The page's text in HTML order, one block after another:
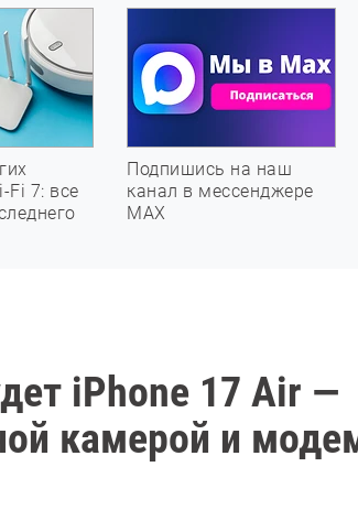
Fi 7: все
Подпишись на наш
канал в мессенджере
МАХ
iPhone 17 Air —
камерой и